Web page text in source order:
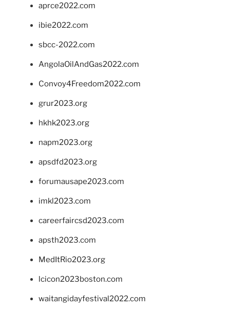
aprce2022.com
ibie2022.com
sbcc-2022.com
AngolaOilAndGas2022.com
Convoy4Freedom2022.com
grur2023.org
hkhk2023.org
napm2023.org
apsdfd2023.org
forumausape2023.com
imkl2023.com
careerfaircsd2023.com
apsth2023.com
MedItRio2023.org
lcicon2023boston.com
waitangidayfestival2022.com